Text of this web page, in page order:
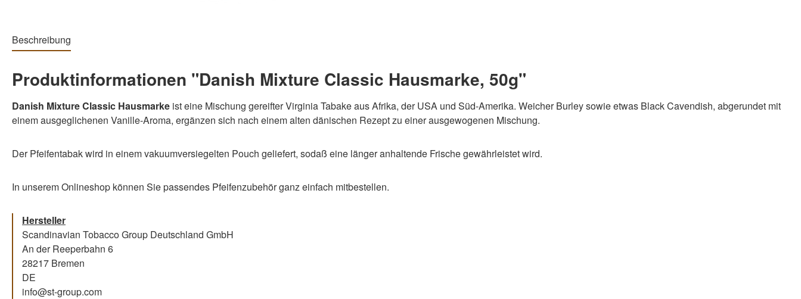
Beschreibung
Produktinformationen "Danish Mixture Classic Hausmarke, 50g"
Danish Mixture Classic Hausmarke ist eine Mischung gereifter Virginia Tabake aus Afrika, der USA und Süd-Amerika. Weicher Burley sowie etwas Black Cavendish, abgerundet mit
einem ausgeglichenen Vanille-Aroma, ergänzen sich nach einem alten dänischen Rezept zu einer ausgewogenen Mischung.
Der Pfeifentabak wird in einem vakuumversiegelten Pouch geliefert, sodaß eine länger anhaltende Frische gewährleistet wird.
In unserem Onlineshop können Sie passendes Pfeifenzubehör ganz einfach mitbestellen.
Hersteller
Scandinavian Tobacco Group Deutschland GmbH
An der Reeperbahn 6
28217 Bremen
DE
info@st-group.com